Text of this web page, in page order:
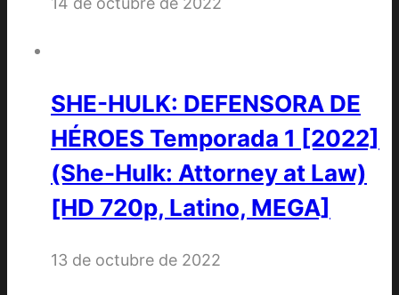
SHE-HULK: DEFENSORA DE
HÉROES Temporada 1 [2022]
(She-Hulk: Attorney at Law)
[HD 720p, Latino, MEGA]
13 de octubre de 2022